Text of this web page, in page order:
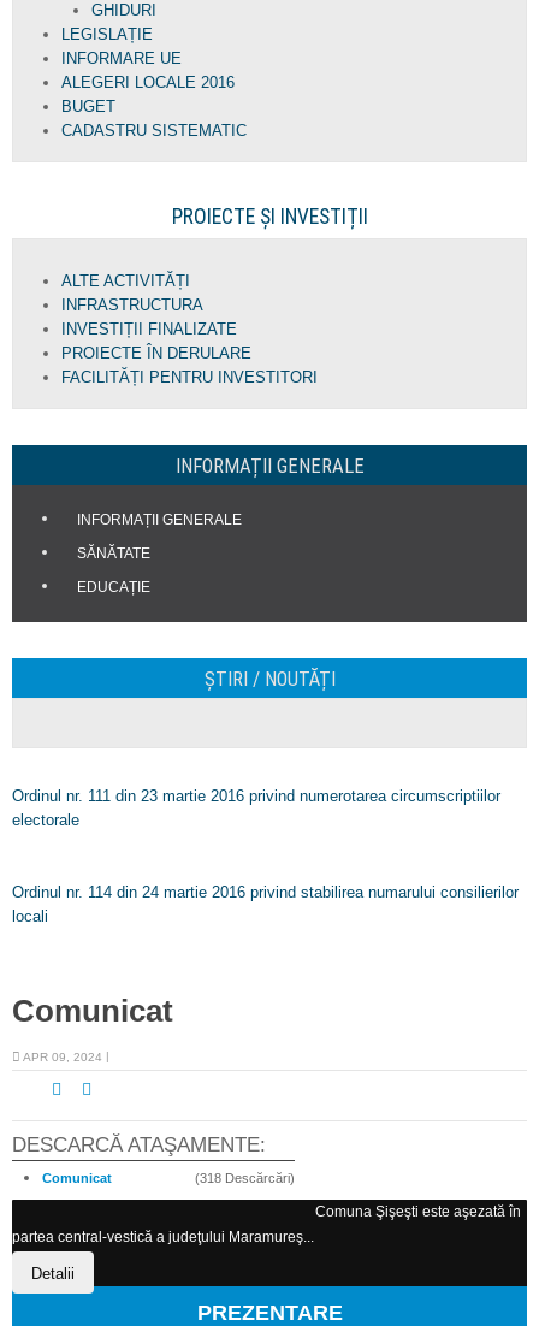
GHIDURI
LEGISLAȚIE
INFORMARE UE
ALEGERI LOCALE 2016
BUGET
CADASTRU SISTEMATIC
PROIECTE ȘI INVESTIȚII
ALTE ACTIVITĂȚI
INFRASTRUCTURA
INVESTIȚII FINALIZATE
PROIECTE ÎN DERULARE
FACILITĂȚI PENTRU INVESTITORI
INFORMAȚII GENERALE
INFORMAȚII GENERALE
SĂNĂTATE
EDUCAȚIE
ȘTIRI / NOUTĂȚI
Ordinul nr. 111 din 23 martie 2016 privind numerotarea circumscriptiilor
electorale
Ordinul nr. 114 din 24 martie 2016 privind stabilirea numarului consilierilor
locali
Comunicat
APR 09, 2024
DESCARCĂ ATAŞAMENTE:
Comunicat (318 Descărcări)
Comuna Şişeşti este aşezată în
partea central-vestică a judeţului Maramureş...
Detalii
PREZENTARE